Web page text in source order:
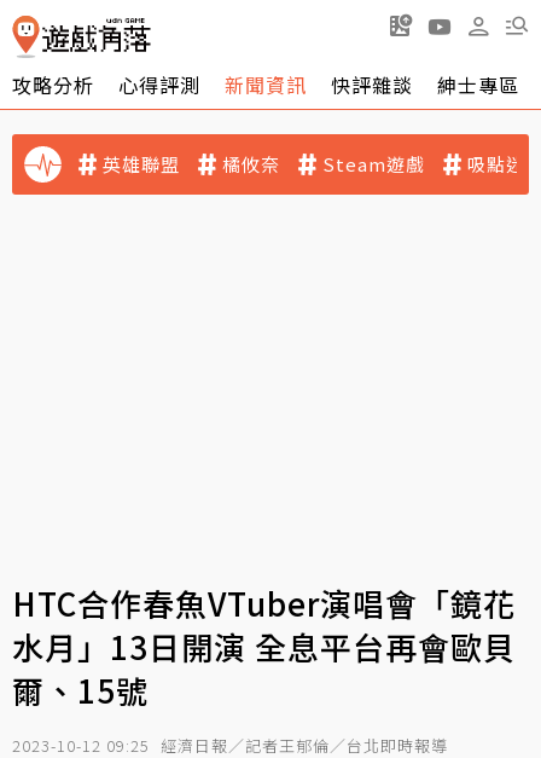
攻略分析 心得評測 新聞資訊 快評雜談 紳士專區
英雄聯盟 橘攸奈 Steam遊戲 吸點迷
HTC合作春魚VTuber演唱會「鏡花
水月」13日開演 全息平台再會歐貝
爾、15號
2023-10-12 09:25 經濟日報／記者王郁倫／台北即時報導